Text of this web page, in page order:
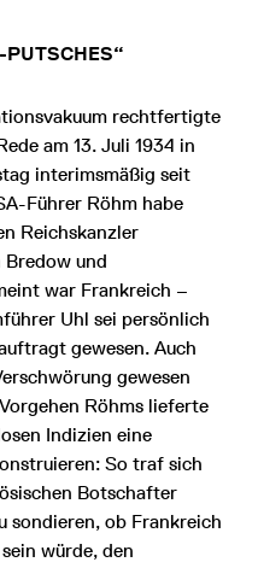
PUTSCHES“
rechtfertigte
am 13. Juli 1934 in
interimsmäßig seit
Führer Röhm habe
Reichskanzler
Bredow und
war Frankreich –
Uhl sei persönlich
gewesen. Auch
gewesen
Röhms lieferte
Indizien eine
So traf sich
Botschafter
sondieren, ob Frankreich
würde, den